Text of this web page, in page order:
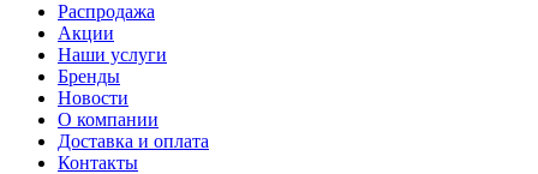
Распродажа
Акции
Наши услуги
Бренды
Новости
О компании
Доставка и оплата
Контакты